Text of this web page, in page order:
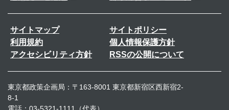
サイトマップ
サイトポリシー
利用規約
個人情報保護方針
アクセシビリティ方針
RSSの公開について
東京都政策企画局：〒163-8001 東京都新宿区西新宿2-
8-1
電話：03-5321-1111（代表）